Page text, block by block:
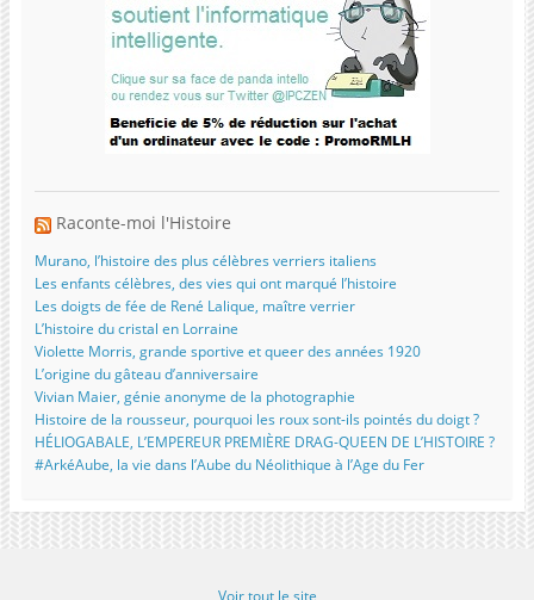
Raconte-moi l'Histoire
Murano, l’histoire des plus célèbres verriers italiens
Les enfants célèbres, des vies qui ont marqué l’histoire
Les doigts de fée de René Lalique, maître verrier
L’histoire du cristal en Lorraine
Violette Morris, grande sportive et queer des années 1920
L’origine du gâteau d’anniversaire
Vivian Maier, génie anonyme de la photographie
Histoire de la rousseur, pourquoi les roux sont-ils pointés du doigt ?
HÉLIOGABALE, L’EMPEREUR PREMIÈRE DRAG-QUEEN DE L’HISTOIRE ?
#ArkéAube, la vie dans l’Aube du Néolithique à l’Age du Fer
Voir tout le site